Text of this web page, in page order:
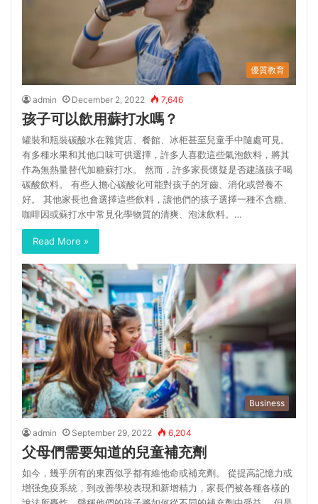
優質教育
admin December 2, 2022 7,646
孩子可以飲用蘇打水嗎？
罐裝和瓶裝碳酸水在雜貨店、餐館、冰柜甚至兒童手中隨處可見。
有多種水果和其他口味可供選擇，許多人喜歡這些氣泡飲料，將其
作為無熱量替代加糖蘇打水。 然而，許多家長懷疑是否建議孩子喝
碳酸飲料。 有些人擔心碳酸化可能對孩子的牙齒、消化或營養不
好。 其他家長也會選擇這些飲料，讓他們的孩子選擇一種不含糖、
咖啡因或蘇打水中常見化學物質的清爽、泡沫飲料。…
Read More »
Business
admin September 29, 2022 6,204
父母們需要知道的兒童補充劑
如今，幾乎所有的東西似乎都有維他命或補充劑。 從提高記憶力或
增强免疫系統，到改善學校表現和新增精力，家長們被各種各樣的